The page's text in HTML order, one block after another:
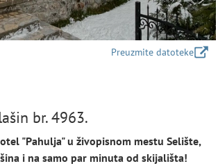
Preuzmite datoteke
br. 4963.
"Pahulja" u živopisnom mestu Selište,
i na samo par minuta od skijališta!